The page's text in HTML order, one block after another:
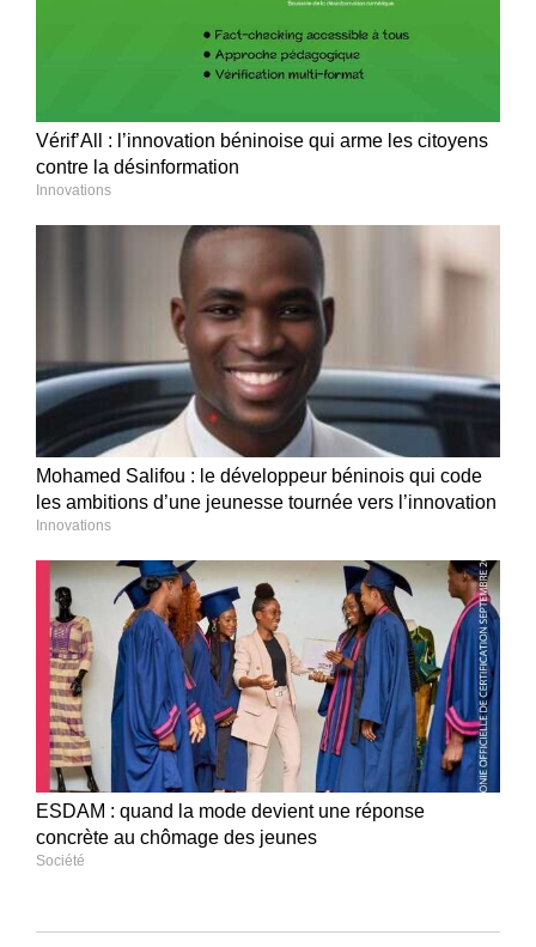
Vérif’All : l’innovation béninoise qui arme les citoyens
contre la désinformation
Innovations
Mohamed Salifou : le développeur béninois qui code
les ambitions d’une jeunesse tournée vers l’innovation
Innovations
ESDAM : quand la mode devient une réponse
concrète au chômage des jeunes
Société